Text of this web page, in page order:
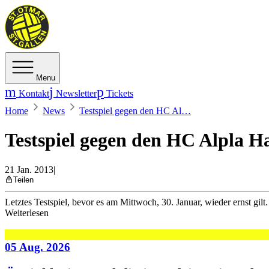
Menu
Kontakt Newsletter
Tickets
Home
News Testspiel gegen den HC Al…
Testspiel gegen den HC Alpla
21 Jan. 2013|
Teilen
Letztes Testspiel, bevor es am Mittwoch, 30. Januar, wieder ernst gilt.
Weiterlesen
05 Aug. 2026